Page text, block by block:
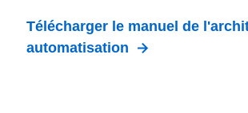
Télécharger le manuel de
automatisation